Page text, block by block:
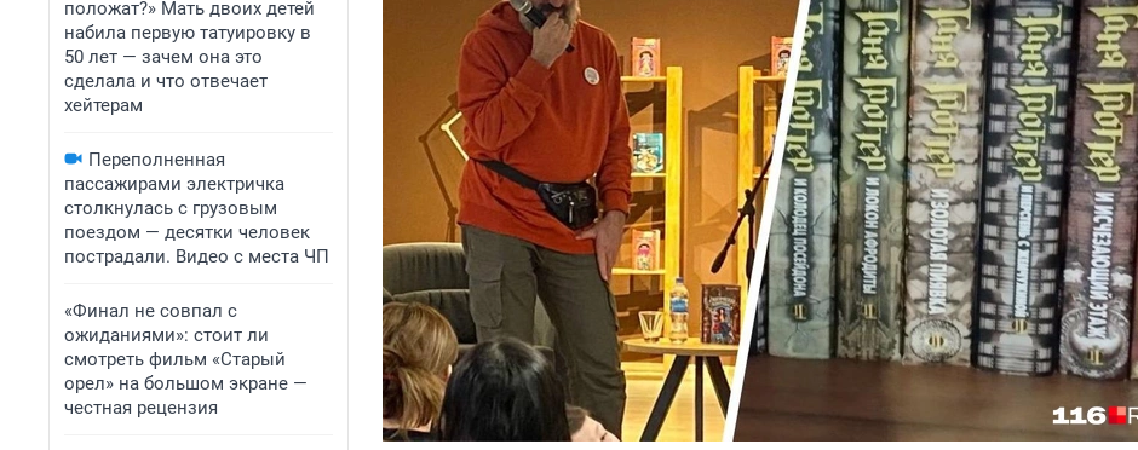
положат?» Мать двоих детей
набила первую татуировку в
50 лет — зачем она это
сделала и что отвечает
хейтерам
Переполненная
пассажирами электричка
столкнулась с грузовым
поездом — десятки человек
пострадали. Видео с места ЧП
«Финал не совпал с
ожиданиями»: стоит ли
смотреть фильм «Старый
орел» на большом экране —
честная рецензия